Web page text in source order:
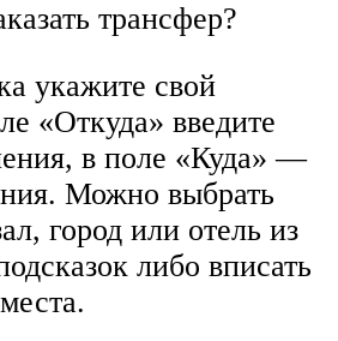
трансфер?
укажите свой
«Откуда» введите
в поле «Куда» —
Можно выбрать
город или отель из
либо вписать